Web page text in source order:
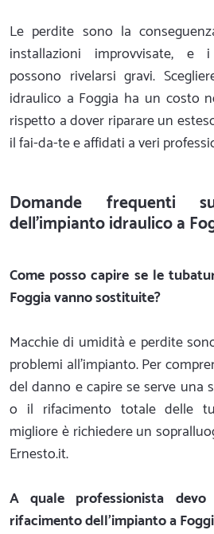
Le perdite sono la
installazioni improvvisate,
possono rivelarsi gravi.
idraulico a Foggia ha un costo
rispetto a dover riparare un
il fai-da-te e affidati a veri
Domande frequenti
dell'impianto idraulico a
Come posso capire se le
Foggia vanno sostituite?
Macchie di umidità e perdite
problemi all'impianto. Per
del danno e capire se serve una
o il rifacimento totale delle
migliore è richiedere un
Ernesto.it.
A quale professionista
rifacimento dell'impianto a